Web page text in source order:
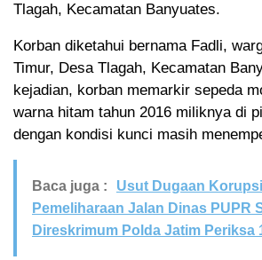
Tlagah, Kecamatan Banyuates.
Korban diketahui bernama Fadli,
Timur, Desa Tlagah, Kecamatan
kejadian, korban memarkir sepeda
warna hitam tahun 2016 miliknya di
dengan kondisi kunci masih
Baca juga :
Usut Dugaan
Pemeliharaan Jalan Dinas PUPR
Direskrimum Polda Jatim Periksa